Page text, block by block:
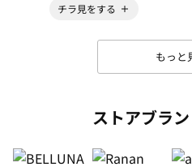
チラ見をする
もっと
ストアブラ